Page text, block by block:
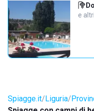
e altri
Spiagge.it Liguria